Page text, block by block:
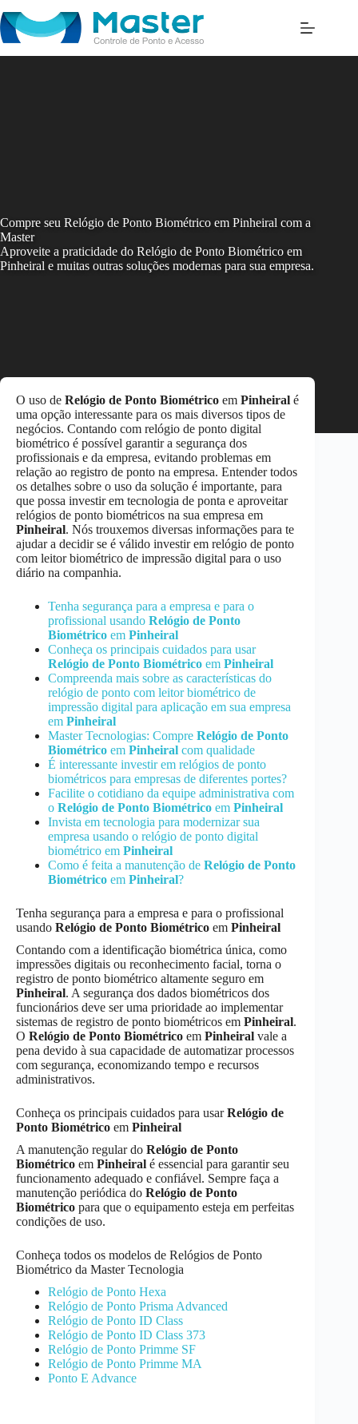
to
content
Compre seu Relógio de Ponto Biométrico em Pinheiral com a
Master
Aproveite a praticidade do Relógio de Ponto Biométrico em
Pinheiral e muitas outras soluções modernas para sua empresa.
O uso de Relógio de Ponto Biométrico em Pinheiral é
uma opção interessante para os mais diversos tipos de
negócios. Contando com relógio de ponto digital
biométrico é possível garantir a segurança dos
profissionais e da empresa, evitando problemas em
relação ao registro de ponto na empresa. Entender todos
os detalhes sobre o uso da solução é importante, para
que possa investir em tecnologia de ponta e aproveitar
relógios de ponto biométricos na sua empresa em
Pinheiral. Nós trouxemos diversas informações para te
ajudar a decidir se é válido investir em relógio de ponto
com leitor biométrico de impressão digital para o uso
diário na companhia.
Tenha segurança para a empresa e para o
profissional usando Relógio de Ponto
Biométrico em Pinheiral
Conheça os principais cuidados para usar
Relógio de Ponto Biométrico em Pinheiral
Compreenda mais sobre as características do
relógio de ponto com leitor biométrico de
impressão digital para aplicação em sua empresa
em Pinheiral
Master Tecnologias: Compre Relógio de Ponto
Biométrico em Pinheiral com qualidade
É interessante investir em relógios de ponto
biométricos para empresas de diferentes portes?
Facilite o cotidiano da equipe administrativa com
o Relógio de Ponto Biométrico em Pinheiral
Invista em tecnologia para modernizar sua
empresa usando o relógio de ponto digital
biométrico em Pinheiral
Como é feita a manutenção de Relógio de Ponto
Biométrico em Pinheiral?
Tenha segurança para a empresa e para o profissional
usando Relógio de Ponto Biométrico em Pinheiral
Contando com a identificação biométrica única, como
impressões digitais ou reconhecimento facial, torna o
registro de ponto biométrico altamente seguro em
Pinheiral. A segurança dos dados biométricos dos
funcionários deve ser uma prioridade ao implementar
sistemas de registro de ponto biométricos em Pinheiral.
O Relógio de Ponto Biométrico em Pinheiral vale a
pena devido à sua capacidade de automatizar processos
com segurança, economizando tempo e recursos
administrativos.
Conheça os principais cuidados para usarRelógio de
Ponto Biométrico em Pinheiral
A manutenção regular do Relógio de Ponto
Biométrico em Pinheiral é essencial para garantir seu
funcionamento adequado e confiável. Sempre faça a
manutenção periódica do Relógio de Ponto
Biométrico para que o equipamento esteja em perfeitas
condições de uso.
Conheça todos os modelos de Relógios de Ponto
Biométrico da Master Tecnologia
Relógio de Ponto Hexa
Relógio de Ponto Prisma Advanced
Relógio de Ponto ID Class
Relógio de Ponto ID Class 373
Relógio de Ponto Primme SF
Relógio de Ponto Primme MA
Ponto E Advance